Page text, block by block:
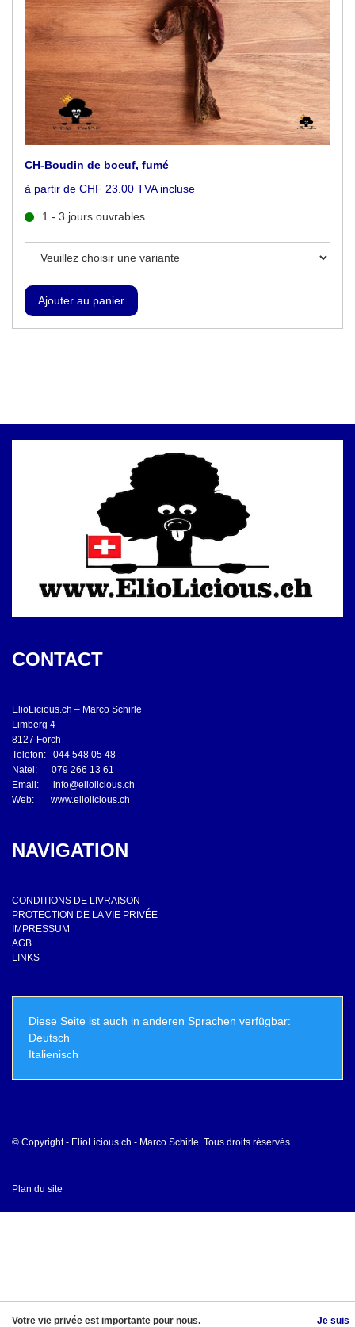
CH-Boudin de boeuf, fumé
à partir de CHF 23.00 TVA incluse
1 - 3 jours ouvrables
CONTACT
ElioLicious.ch – Marco Schirle
Limberg 4
8127 Forch
Telefon: 044 548 05 48
Natel: 079 266 13 61
Email: info@eliolicious.ch
Web: www.eliolicious.ch
NAVIGATION
CONDITIONS DE LIVRAISON
PROTECTION DE LA VIE PRIVÉE
IMPRESSUM
AGB
LINKS
Diese Seite ist auch in anderen Sprachen verfügbar:
Deutsch
Italienisch
© Copyright - ElioLicious.ch - Marco Schirle Tous droits réservés
Plan du site
Votre vie privée est importante pour nous. Je suis